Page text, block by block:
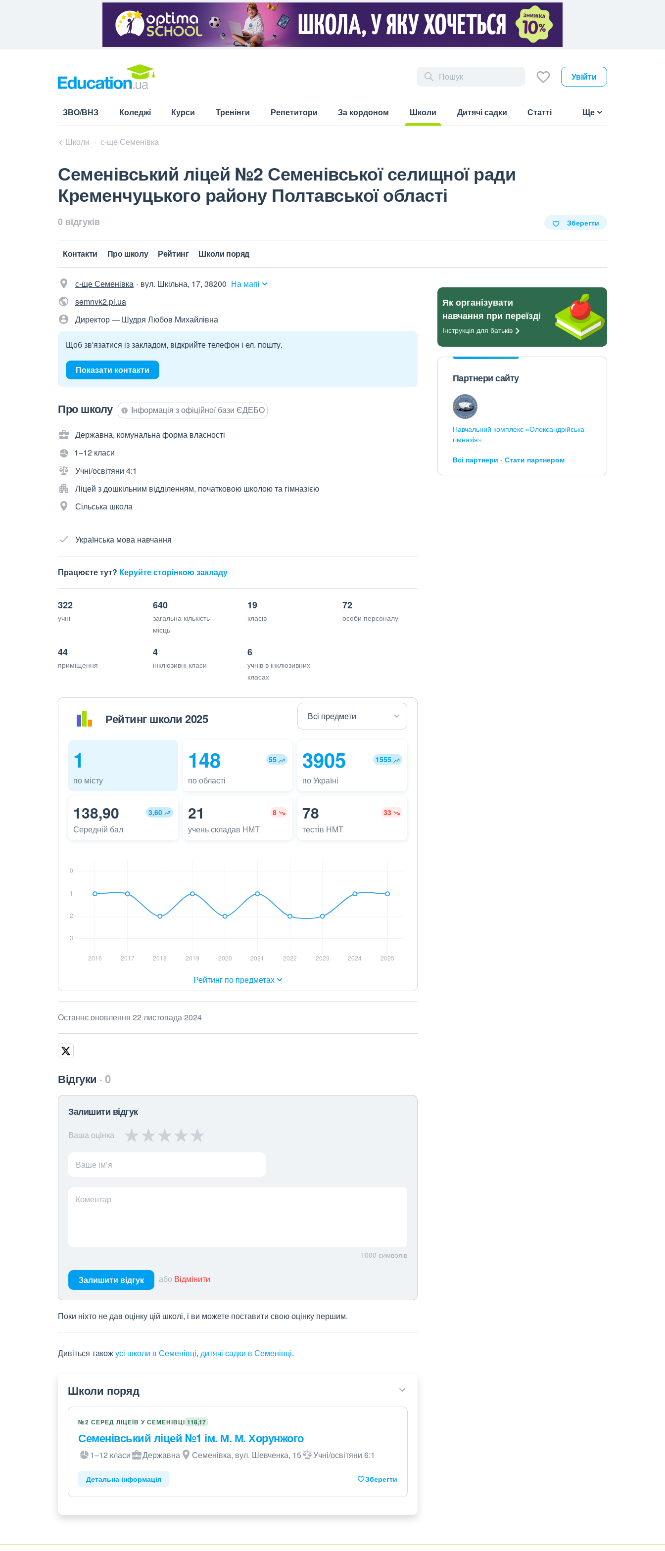
Увійти
ЗВО/ВНЗ Коледжі Курси Тренінги Репетитори За кордоном
Школи
Дитячі садки Статті Ще
Школи с-ще Семенівка
Семенівський ліцей №2 Семенівської селищної ради
Кременчуцького району Полтавської області
0 відгуків Зберегти
Контакти Про школу Рейтинг Школи поряд
с-ще Семенівка вул. Шкільна, 17, 38200 На мапі
semnvk2.pl.ua
Директор — Шудря Любов Михайлівна
Щоб зв'язатися із закладом, відкрийте телефон і ел. пошту.
Показати контакти
Про школу Інформація з офіційної бази ЄДЕБО
Державна, комунальна форма власності
1–12 класи
Учні/освітяни 4:1
Ліцей з дошкільним відділенням, початковою школою та гімназією
Сільська школа
Українська мова навчання
Працюєте тут? Керуйте сторінкою закладу
322
учні
640
загальна кількість
місць
19
класів
72
особи персоналу
44
приміщення
4
інклюзивні класи
6
учнів в інклюзивних
класах
Рейтинг школи 2025
1
по місту
148 55
по області
3905 1555
по Україні
138,90 3,60
Середній бал
21 8
учень складав НМТ
78 33
тестів НМТ
Рейтинг по предметах
Останнє оновлення 22 листопада 2024
Відгуки 0
Залишити відгук
Ваша оцінка
Ваше ім’я
Коментар
1000 символів
Залишити відгук або Відмінити
Поки ніхто не дав оцінку цій школі, і ви можете поставити свою оцінку першим.
Дивіться такожусі школи в Семенівці, дитячі садки в Семенівці.
Школи поряд
№2 СЕРЕД ЛІЦЕЇВ У СЕМЕНІВЦІ 118,17
Семенівський ліцей №1 ім. М. М. Хорунжого
1–12 класи Державна Семенівка, вул. Шевченка, 15 Учні/освітяни 6:1
Детальна інформація Зберегти
Як організувати
навчання при переїзді
Інструкція для батьків
Партнери сайту
Навчальний комплекс «Олександрійська
гімназія»
Всі партнери Стати партнером